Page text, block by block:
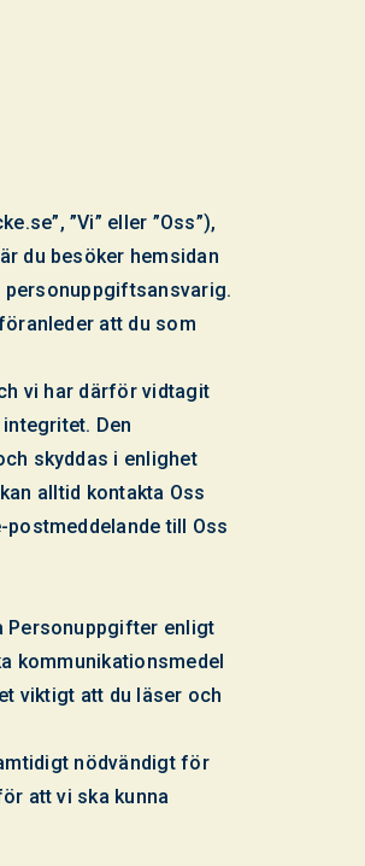
”Vi” eller ”Oss”),
du besöker hemsidan
personuppgiftsansvarig.
att du som
vi har därför vidtagit
Den
skyddas i enlighet
alltid kontakta Oss
till Oss
Personuppgifter enligt
kommunikationsmedel
viktigt att du läser och
nödvändigt för
att vi ska kunna